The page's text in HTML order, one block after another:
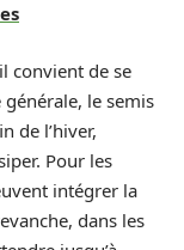
convient de se
le semis
de l’hiver,
Pour les
intégrer la
dans les